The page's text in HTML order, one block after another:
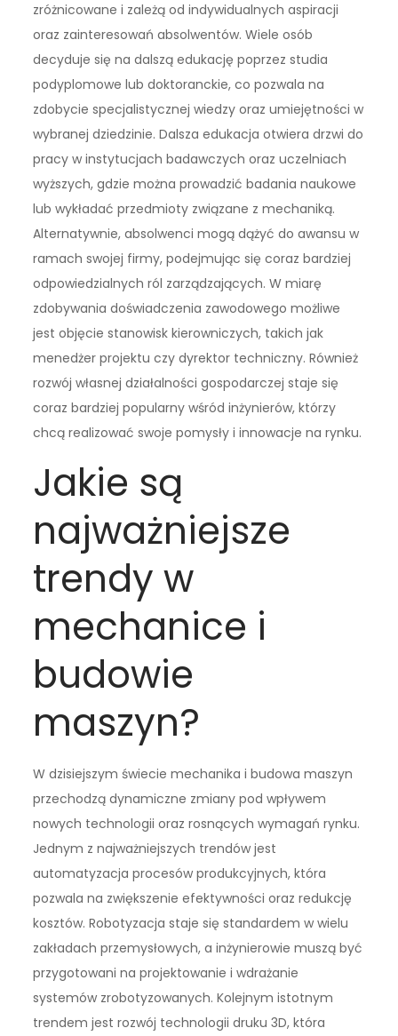
zróżnicowane i zależą od indywidualnych aspiracji
oraz zainteresowań absolwentów. Wiele osób
decyduje się na dalszą edukację poprzez studia
podyplomowe lub doktoranckie, co pozwala na
zdobycie specjalistycznej wiedzy oraz umiejętności w
wybranej dziedzinie. Dalsza edukacja otwiera drzwi do
pracy w instytucjach badawczych oraz uczelniach
wyższych, gdzie można prowadzić badania naukowe
lub wykładać przedmioty związane z mechaniką.
Alternatywnie, absolwenci mogą dążyć do awansu w
ramach swojej firmy, podejmując się coraz bardziej
odpowiedzialnych ról zarządzających. W miarę
zdobywania doświadczenia zawodowego możliwe
jest objęcie stanowisk kierowniczych, takich jak
menedżer projektu czy dyrektor techniczny. Również
rozwój własnej działalności gospodarczej staje się
coraz bardziej popularny wśród inżynierów, którzy
chcą realizować swoje pomysły i innowacje na rynku.
Jakie są
najważniejsze
trendy w
mechanice i
budowie
maszyn?
W dzisiejszym świecie mechanika i budowa maszyn
przechodzą dynamiczne zmiany pod wpływem
nowych technologii oraz rosnących wymagań rynku.
Jednym z najważniejszych trendów jest
automatyzacja procesów produkcyjnych, która
pozwala na zwiększenie efektywności oraz redukcję
kosztów. Robotyzacja staje się standardem w wielu
zakładach przemysłowych, a inżynierowie muszą być
przygotowani na projektowanie i wdrażanie
systemów zrobotyzowanych. Kolejnym istotnym
trendem jest rozwój technologii druku 3D, która